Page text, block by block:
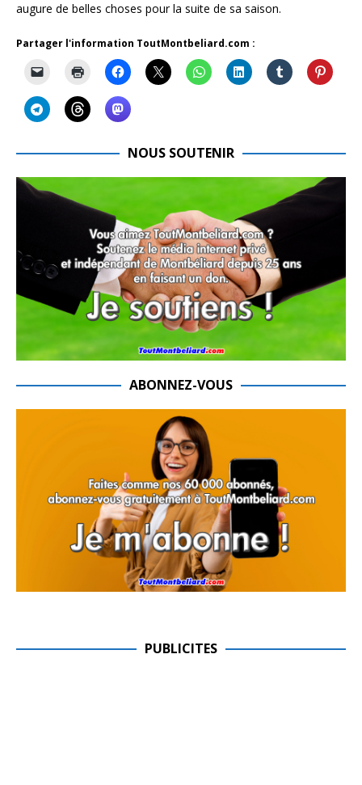
augure de belles choses pour la suite de sa saison.
Partager l'information ToutMontbeliard.com :
NOUS SOUTENIR
ABONNEZ-VOUS
PUBLICITES